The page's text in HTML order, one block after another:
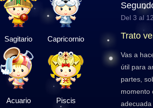
Sagitario Capricornio
Acuario Piscis
Del 3 al
Trato
Vas a
útil para
partes,
momento